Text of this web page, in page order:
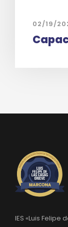
02/19/
IES «Luis Felipe